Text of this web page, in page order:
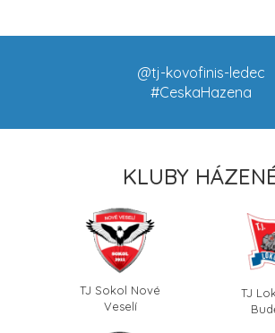
@tj-kovofinis-ledec
#CeskaHazena
KLUBY
TJ Sokol Nové
Veselí
TJ